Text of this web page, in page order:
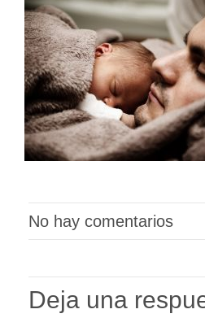
No hay comentarios
Deja una